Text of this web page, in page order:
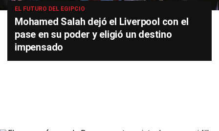
EL FUTURO DEL EGIPCIO
Mohamed Salah dejó el Liverpool con el
pase en su poder y eligió un destino
impensado